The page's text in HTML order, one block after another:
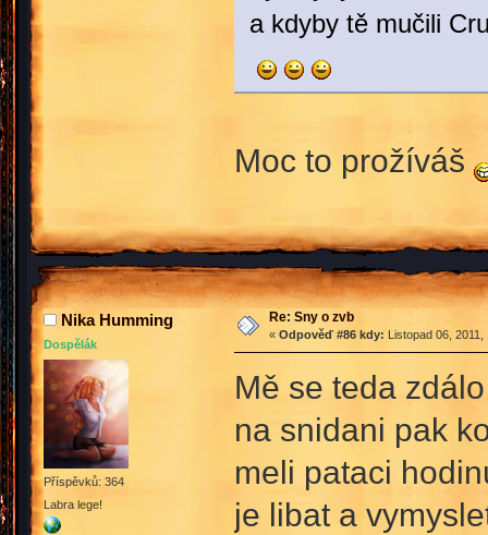
a kdyby tě mučili
Moc to prožíváš
Nika Humming
Dospělák
Příspěvků: 364
Labra lege!
Re: Sny o zvb
« Odpověď #86 kdy: Listopad 06,
Mě se teda
na snidani pak
meli pataci
je libat a